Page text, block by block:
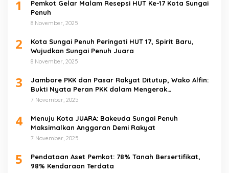
1
Pemkot Gelar Malam Resepsi HUT Ke-17 Kota Sungai
Penuh
8 November, 2025
2
Kota Sungai Penuh Peringati HUT 17, Spirit Baru,
Wujudkan Sungai Penuh Juara
8 November, 2025
3
Jambore PKK dan Pasar Rakyat Ditutup, Wako Alfin:
Bukti Nyata Peran PKK dalam Mengerak
Perekonomian Masyarakat
7 November, 2025
4
Menuju Kota JUARA: Bakeuda Sungai Penuh
Maksimalkan Anggaran Demi Rakyat
7 November, 2025
5
Pendataan Aset Pemkot: 78% Tanah Bersertifikat,
98% Kendaraan Terdata